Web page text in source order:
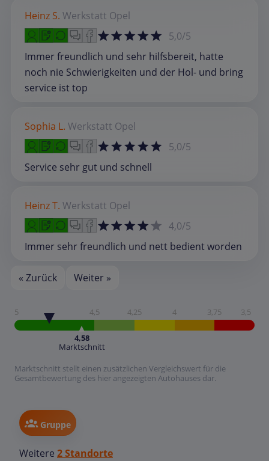
Heinz S. Werkstatt Opel
5,0/5
Immer freundlich und sehr hilfsbereit, hatte
noch nie Schwierigkeiten und der Hol- und bring
service ist top
Sophia L. Werkstatt Opel
5,0/5
Service sehr gut und schnell
Heinz T. Werkstatt Opel
4,0/5
Immer sehr freundlich und nett bedient worden
« Zurück Weiter »
5 4,5 4,25 4 3,75 3,5
4,58
Marktschnitt
Marktschnitt stellt einen zusätzlichen Vergleichswert für die
Gesamtbewertung des hier angezeigten Autohauses dar.
Gruppe
Weitere 2 Standorte